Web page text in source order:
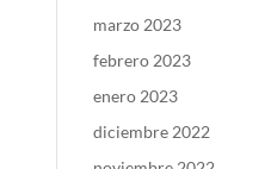
marzo 2023
febrero 2023
enero 2023
diciembre 2022